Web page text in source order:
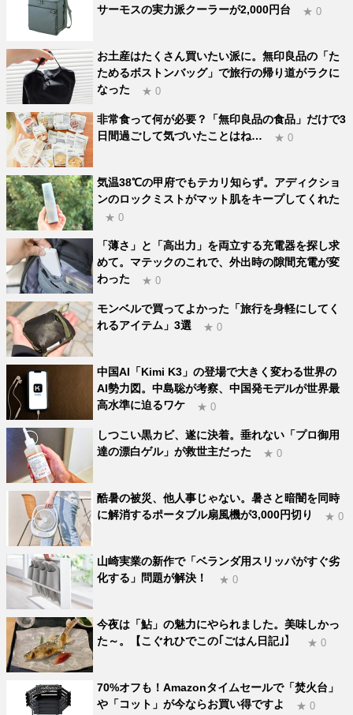
サーモスの実力派クーラーが2,000円台
★ 0
お土産はたくさん買いたい派に。無印良品の「た
ためるボストンバッグ」で旅行の帰り道がラクに
なった
★ 0
非常食って何が必要？「無印良品の食品」だけで3
日間過ごして気づいたことはね…
★ 0
気温38℃の甲府でもテカリ知らず。アディクショ
ンのロックミストがマット肌をキープしてくれた
★ 0
「薄さ」と「高出力」を両立する充電器を探し求
めて。マテックのこれで、外出時の隙間充電が変
わった
★ 0
モンベルで買ってよかった「旅行を身軽にしてく
れるアイテム」3選
★ 0
中国AI「Kimi K3」の登場で大きく変わる世界の
AI勢力図。中島聡が考察、中国発モデルが世界最
高水準に迫るワケ
★ 0
しつこい黒カビ、遂に決着。垂れない「プロ御用
達の漂白ゲル」が救世主だった
★ 0
酷暑の被災、他人事じゃない。暑さと暗闇を同時
に解消するポータブル扇風機が3,000円切り
★ 0
山崎実業の新作で「ベランダ用スリッパがすぐ劣
化する」問題が解決！
★ 0
今夜は「鮎」の魅力にやられました。美味しかっ
た～。【こぐれひでこの｢ごはん日記｣】
★ 0
70%オフも！Amazonタイムセールで「焚火台」
や「コット」が今ならお買い得ですよ
★ 0